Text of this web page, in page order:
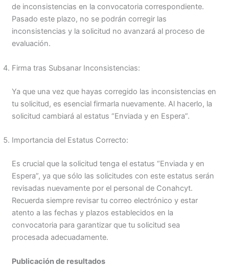
de inconsistencias en la convocatoria correspondiente.
Pasado este plazo, no se podrán corregir las
inconsistencias y la solicitud no avanzará al proceso de
evaluación.
Firma tras Subsanar Inconsistencias:
Ya que una vez que hayas corregido las inconsistencias en
tu solicitud, es esencial firmarla nuevamente. Al hacerlo, la
solicitud cambiará al estatus “Enviada y en Espera”.
Importancia del Estatus Correcto:
Es crucial que la solicitud tenga el estatus “Enviada y en
Espera”, ya que sólo las solicitudes con este estatus serán
revisadas nuevamente por el personal de Conahcyt.
Recuerda siempre revisar tu correo electrónico y estar
atento a las fechas y plazos establecidos en la
convocatoria para garantizar que tu solicitud sea
procesada adecuadamente.
Publicación de resultados